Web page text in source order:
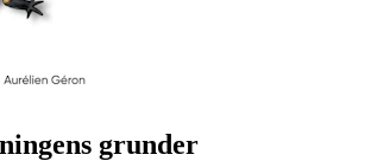
grunder